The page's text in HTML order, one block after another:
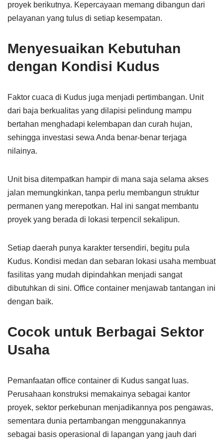
proyek berikutnya. Kepercayaan memang dibangun dari
pelayanan yang tulus di setiap kesempatan.
Menyesuaikan Kebutuhan
dengan Kondisi Kudus
Faktor cuaca di Kudus juga menjadi pertimbangan. Unit
dari baja berkualitas yang dilapisi pelindung mampu
bertahan menghadapi kelembapan dan curah hujan,
sehingga investasi sewa Anda benar-benar terjaga
nilainya.
Unit bisa ditempatkan hampir di mana saja selama akses
jalan memungkinkan, tanpa perlu membangun struktur
permanen yang merepotkan. Hal ini sangat membantu
proyek yang berada di lokasi terpencil sekalipun.
Setiap daerah punya karakter tersendiri, begitu pula
Kudus. Kondisi medan dan sebaran lokasi usaha membuat
fasilitas yang mudah dipindahkan menjadi sangat
dibutuhkan di sini. Office container menjawab tantangan ini
dengan baik.
Cocok untuk Berbagai Sektor
Usaha
Pemanfaatan office container di Kudus sangat luas.
Perusahaan konstruksi memakainya sebagai kantor
proyek, sektor perkebunan menjadikannya pos pengawas,
sementara dunia pertambangan menggunakannya
sebagai basis operasional di lapangan yang jauh dari